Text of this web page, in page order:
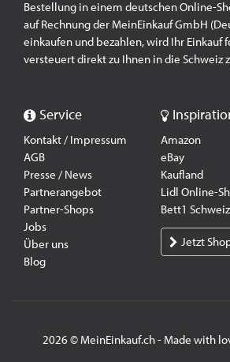
Bestellung in einem deutschen Online-
auf Rechnung der MeinEinkauf GmbH
einkaufen und bezahlen, wird Ihr Einkauf
versteuert direkt zu Ihnen in die Schweiz
Service
Kontakt / Impressum
AGB
Presse / News
Partnerangebot
Partner-Shops
Jobs
Über uns
Blog
Amazon
eBay
Kaufland
Lidl Online-
Bett1 Schweiz
Jetzt
2026 © MeinEinkauf.ch - Made with